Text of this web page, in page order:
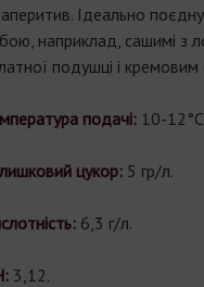
Ідеально
наприклад, сашимі з
подушці і
подачі:10-
цукор: 5 гр/л.
6,3 г/л.
3,12.